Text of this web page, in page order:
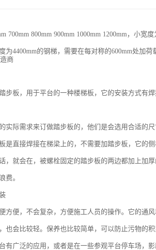
700mm 800mm 900mm 1000mm 1200mm，小宽
为4400mm的钢梯，需要在每对称的600mm处加荷
步板，用于平台的一种楼梯板，它的安装方式有焊
实际需求来订做踏步板的，他们是会选用合适的
是直接焊接在梯梁上的，不需要加踏步板，它的
，就会在，被螺栓固定的踏步板的两边都加上加
费。
方便，不会复杂，方便施工人员的操作。它的通
也会比较轻。保养也比较简单，可以防止污物的
有广泛的应用，或者是在一些参观平台停车场，